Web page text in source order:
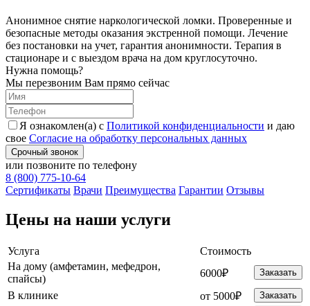
Анонимное снятие наркологической ломки. Проверенные и
безопасные методы оказания экстренной помощи. Лечение
без постановки на учет, гарантия анонимности. Терапия в
стационаре и с выездом врача на дом круглосуточно.
Нужна помощь?
Мы перезвоним Вам прямо сейчас
Я ознакомлен(а) с Политикой конфиденциальности и даю
свое Согласие на обработку персональных данных
Срочный звонок
или позвоните по телефону
8 (800) 775-10-64
Cертификаты Врачи Преимущества Гарантии Отзывы
Цены на наши услуги
Услуга
Стоимость
На дому (амфетамин, мефедрон,
спайсы)
6000₽ Заказать
В клинике от 5000₽ Заказать